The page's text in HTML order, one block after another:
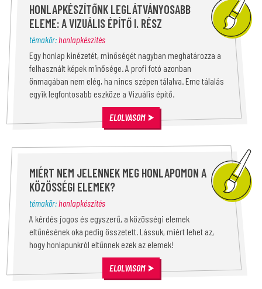
HONLAPKÉSZÍTŐNK LEGLÁTVÁNYOSABB
ELEME: A VIZUÁLIS ÉPÍTŐ I. RÉSZ
témakör:honlapkészítés
Egy honlap kinézetét, minőségét nagyban meghatározza a
felhasznált képek minősége. A profi fotó azonban
önmagában nem elég, ha nincs szépen tálalva. Eme tálalás
egyik legfontosabb eszköze a Vizuális építő.
ELOLVASOM
MIÉRT NEM JELENNEK MEG HONLAPOMON A
KÖZÖSSÉGI ELEMEK?
témakör:honlapkészítés
A kérdés jogos és egyszerű, a közösségi elemek
eltűnésének oka pedig összetett. Lássuk, miért lehet az,
hogy honlapunkról eltűnnek ezek az elemek!
ELOLVASOM